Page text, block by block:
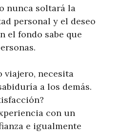
nunca soltará la
personal y el deseo
el fondo sabe que
viajero, necesita
a los demás.
con un
e igualmente